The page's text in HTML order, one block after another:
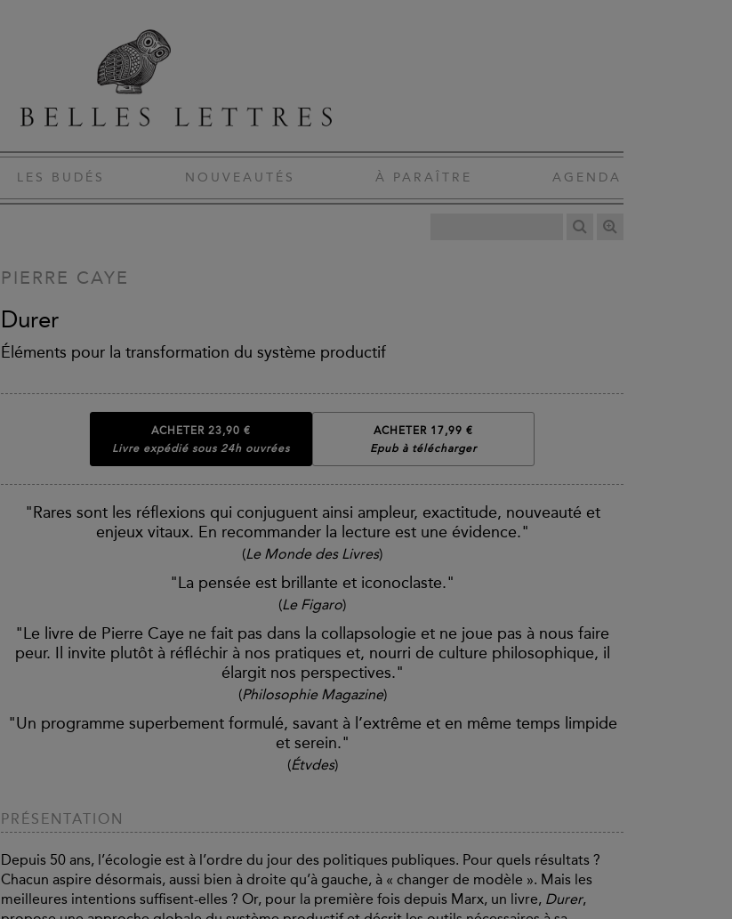
LES BUDÉS NOUVEAUTÉS À PARAÎTRE AGENDA
PIERRE CAYE
Durer
Éléments pour la transformation du système productif
ACHETER 23,90 €
Livre expédié sous 24h ouvrées
ACHETER 17,99 €
Epub à télécharger
"Rares sont les réflexions qui conjuguent ainsi ampleur, exactitude, nouveauté et
enjeux vitaux. En recommander la lecture est une évidence."
(Le Monde des Livres)
"La pensée est brillante et iconoclaste."
(Le Figaro)
"Le livre de Pierre Caye ne fait pas dans la collapsologie et ne joue pas à nous faire
peur. Il invite plutôt à réfléchir à nos pratiques et, nourri de culture philosophique, il
élargit nos perspectives."
(Philosophie Magazine)
"Un programme superbement formulé, savant à l’extrême et en même temps limpide
et serein."
(Étvdes)
PRÉSENTATION
Depuis 50 ans, l’écologie est à l’ordre du jour des politiques publiques. Pour quels résultats ?
Chacun aspire désormais, aussi bien à droite qu’à gauche, à « changer de modèle ». Mais les
meilleures intentions suffisent-elles ? Or, pour la première fois depuis Marx, un livre, Durer,